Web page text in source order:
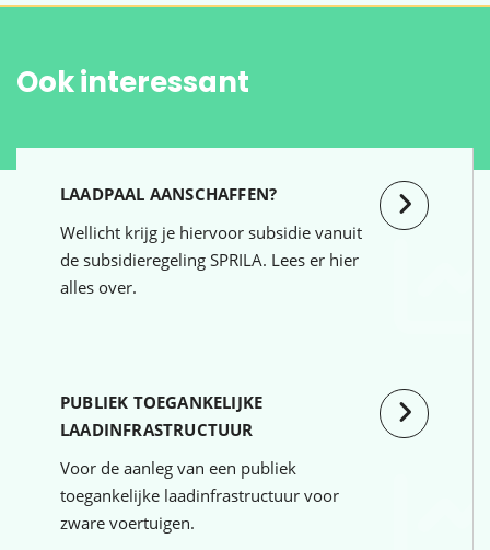
Ook interessant
LAADPAAL AANSCHAFFEN?
Wellicht krijg je hiervoor subsidie vanuit
de subsidieregeling SPRILA. Lees er hier
alles over.
PUBLIEK TOEGANKELIJKE
LAADINFRASTRUCTUUR
Voor de aanleg van een publiek
toegankelijke laadinfrastructuur voor
zware voertuigen.